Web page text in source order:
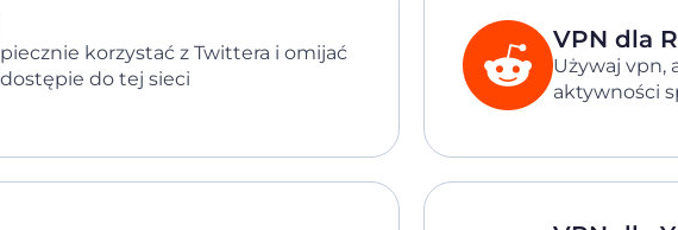
korzystać z Twittera i omijać
do tej sieci
VPN dla
Używaj vpn,
aktywności